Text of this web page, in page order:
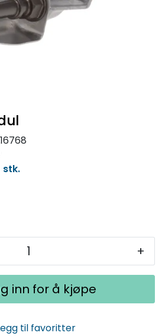
stk.
+
inn for å kjøpe
til favoritter